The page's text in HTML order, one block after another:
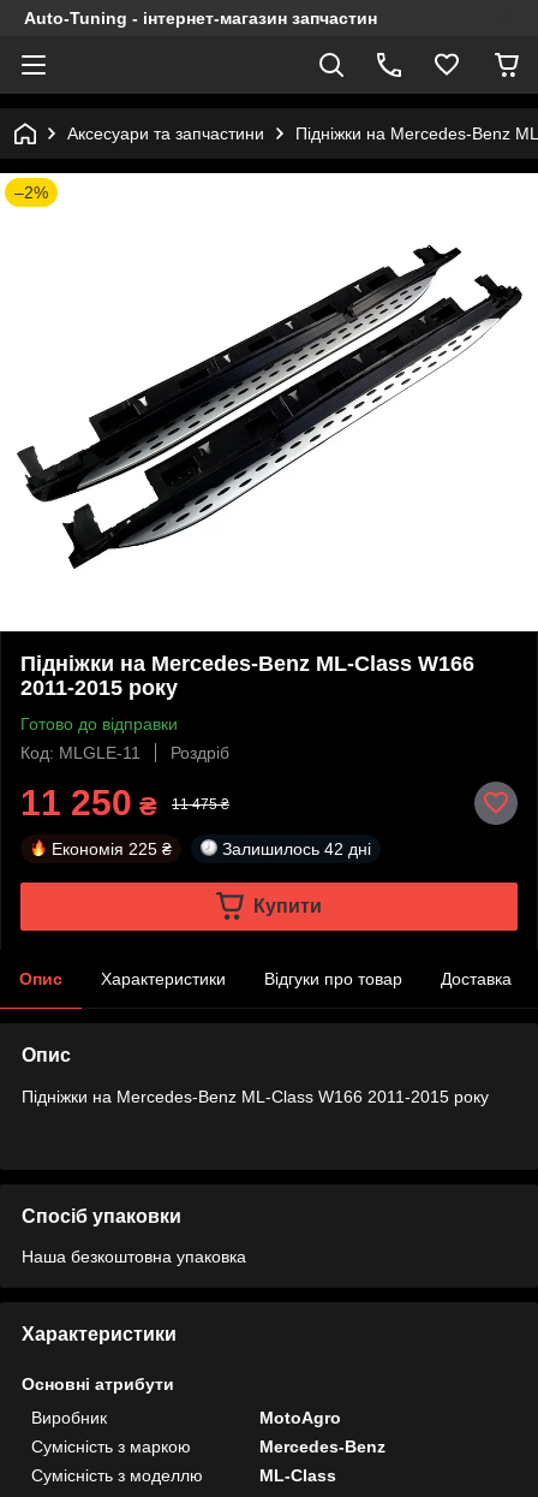
Auto-Tuning - інтернет-магазин запчастин
Аксесуари та запчастини Підніжки на Mercedes-Benz
–2%
Підніжки на Mercedes-Benz ML-Class W166
2011-2015 року
Готово до відправки
Код: MLGLE-11
Роздріб
11 250 ₴ 11 475 ₴
Економія 225 ₴ Залишилось 42 дні
Купити
Опис Характеристики Відгуки про товар Доставка
Опис
Підніжки на Mercedes-Benz ML-Class W166 2011-2015 року
Спосіб упаковки
Наша безкоштовна упаковка
Характеристики
Основні атрибути
Виробник
MotoAgro
Сумісність з маркою
Mercedes-Benz
Сумісність з моделлю
ML-Class